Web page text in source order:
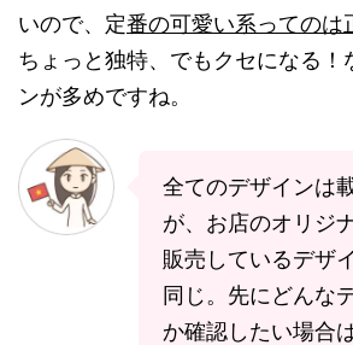
いので、定番の可愛い系ってのは
ちょっと独特、でもクセになる！
ンが多めですね。
全てのデザインは
が、お店のオリジ
販売しているデザ
同じ。先にどんな
か確認したい場合